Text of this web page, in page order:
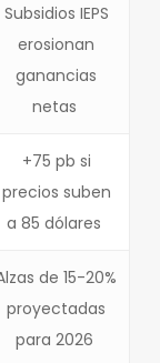
Subsidios IEPS
erosionan
ganancias
netas
+75 pb si
precios suben
a 85 dólares
de 15-20%
proyectadas
para 2026